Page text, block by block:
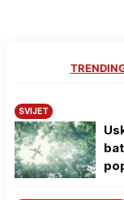
SVIJET